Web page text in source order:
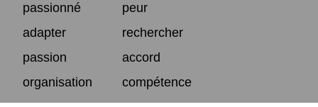
passionné
peur
adapter
rechercher
passion
accord
organisation
compétence